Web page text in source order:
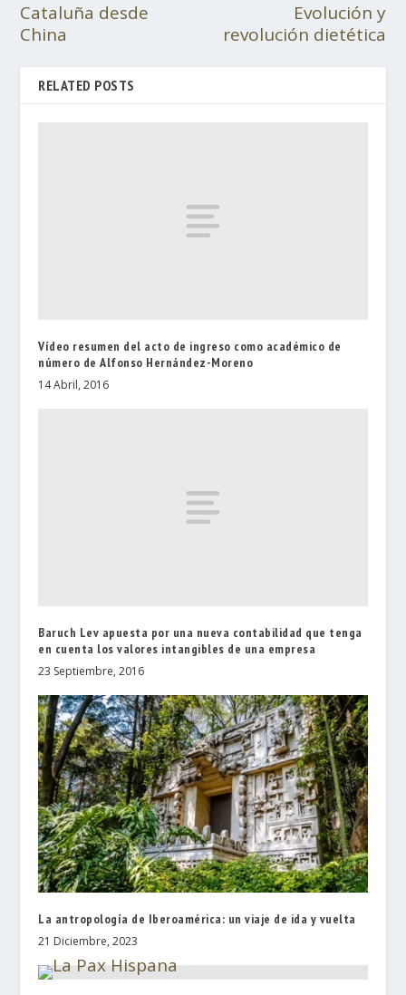
Cataluña desde
China
Evolución y
revolución dietética
RELATED POSTS
Vídeo resumen del acto de ingreso como académico de
número de Alfonso Hernández-Moreno
14 Abril, 2016
Baruch Lev apuesta por una nueva contabilidad que tenga
en cuenta los valores intangibles de una empresa
23 Septiembre, 2016
La antropología de Iberoamérica: un viaje de ida y vuelta
21 Diciembre, 2023